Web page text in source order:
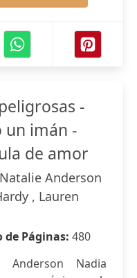
-
un imán -
de amor
Natalie Anderson
, Lauren
de Páginas: 480
Anderson Nadia